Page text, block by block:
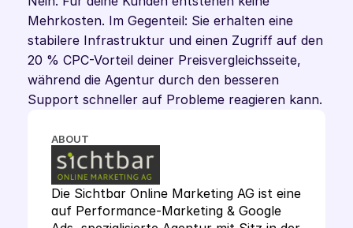
Mehrkosten. Im Gegenteil: Sie erhalten eine
stabilere Infrastruktur und einen Zugriff auf den
20 % CPC-Vorteil deiner Preisvergleichsseite,
während die Agentur durch den besseren
Support schneller auf Probleme reagieren kann.
ABOUT
Die Sichtbar Online Marketing AG ist eine
auf Performance-Marketing & Google